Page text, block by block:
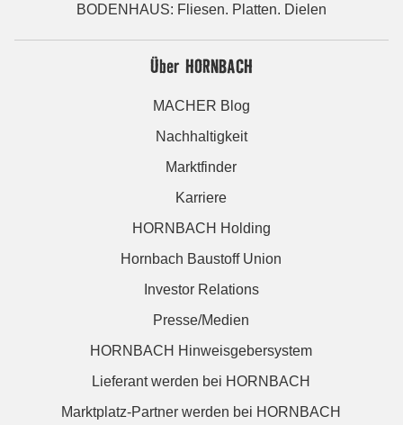
BODENHAUS: Fliesen. Platten. Dielen
Über HORNBACH
MACHER Blog
Nachhaltigkeit
Marktfinder
Karriere
HORNBACH Holding
Hornbach Baustoff Union
Investor Relations
Presse/Medien
HORNBACH Hinweisgebersystem
Lieferant werden bei HORNBACH
Marktplatz-Partner werden bei HORNBACH